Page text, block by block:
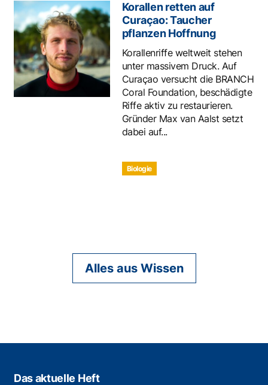
Korallen retten auf
Curaçao: Taucher
pflanzen Hoffnung
Korallenriffe weltweit stehen
unter massivem Druck. Auf
Curaçao versucht die BRANCH
Coral Foundation, beschädigte
Riffe aktiv zu restaurieren.
Gründer Max van Aalst setzt
dabei auf...
Biologie
Alles aus Wissen
Das aktuelle Heft